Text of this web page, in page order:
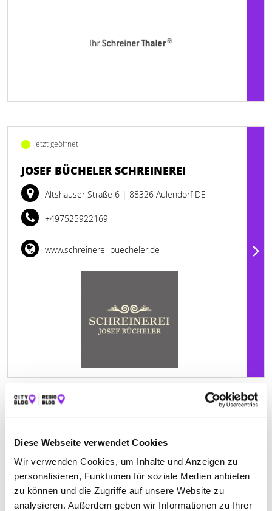
Diese Webseite verwendet Cookies
Wir verwenden Cookies, um Inhalte und Anzeigen zu
personalisieren, Funktionen für soziale Medien anbieten
zu können und die Zugriffe auf unsere Website zu
analysieren. Außerdem geben wir Informationen zu Ihrer
Jetzt geöffnet
JOSEF BÜCHELER SCHREINEREI
Altshauser Straße 6 | 88326 Aulendorf DE
+497525922169
www.schreinerei-buecheler.de
Jetzt geöffnet
SCHREINEREI STEUR
Sauters 82| 88131 Lindau-Sauters DE
+498380981787